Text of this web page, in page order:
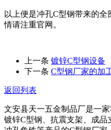
以上便是冲孔C型钢带来的
情请注重官网。
上一条 镀锌C型钢设备
下一条 C型钢厂家的加
返回列表
文安县天一五金制品厂是一
镀锌C型钢、抗震支架、成品